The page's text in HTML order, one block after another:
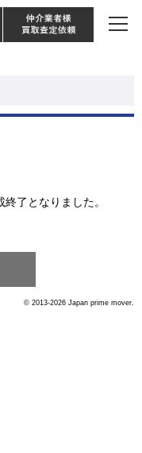
中古マンションを手がける会
中古マンションならJPM
了となりました。
© 2013-2026 Japan prime mover.